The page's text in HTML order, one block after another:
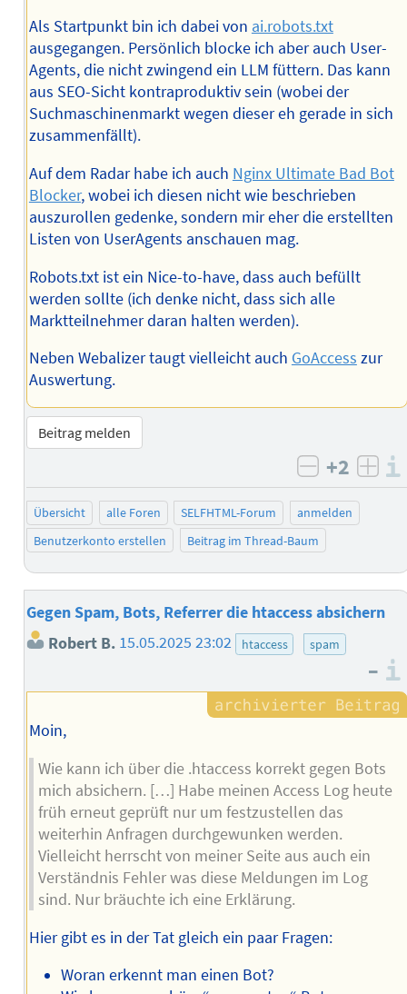
Als Startpunkt bin ich dabei von ai.robots.txt
ausgegangen. Persönlich blocke ich aber auch User-
Agents, die nicht zwingend ein LLM füttern. Das kann
aus SEO-Sicht kontraproduktiv sein (wobei der
Suchmaschinenmarkt wegen dieser eh gerade in sich
zusammenfällt).
Auf dem Radar habe ich auch Nginx Ultimate Bad Bot
Blocker, wobei ich diesen nicht wie beschrieben
auszurollen gedenke, sondern mir eher die erstellten
Listen von UserAgents anschauen mag.
Robots.txt ist ein Nice-to-have, dass auch befüllt
werden sollte (ich denke nicht, dass sich alle
Marktteilnehmer daran halten werden).
Neben Webalizer taugt vielleicht auch GoAccess zur
Auswertung.
Beitrag melden
negativ
+2
Übersicht alle Foren SELFHTML-Forum
anmelden
Benutzerkonto erstellen
Beitrag im Thread-Baum
Gegen Spam, Bots, Referrer die htaccess absichern
Robert B. 15.05.2025 23:02 htaccess spam
–
Moin,
Wie kann ich über die .htaccess korrekt gegen Bots
mich absichern. […] Habe meinen Access Log heute
früh erneut geprüft nur um festzustellen das
weiterhin Anfragen durchgewunken werden.
Vielleicht herrscht von meiner Seite aus auch ein
Verständnis Fehler was diese Meldungen im Log
sind. Nur bräuchte ich eine Erklärung.
Hier gibt es in der Tat gleich ein paar Fragen:
Woran erkennt man einen Bot?